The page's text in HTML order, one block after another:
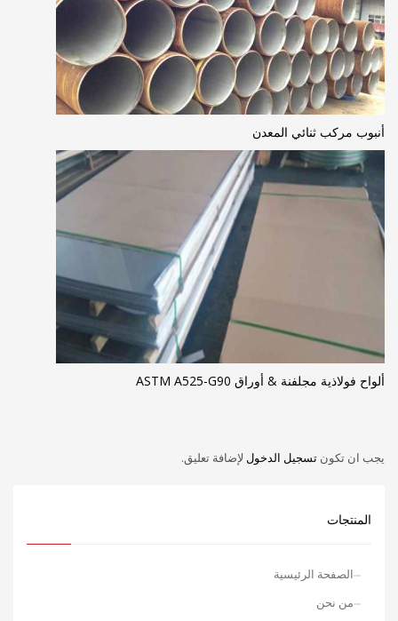
أنبوب مركب ثنائي المعدن
ألواح فولاذية مجلفنة & أوراق ASTM A525-G90
يجب ان تكون تسجيل الدخول لإضافة تعليق.
المنتجات
الصفحة الرئيسية
من نحن